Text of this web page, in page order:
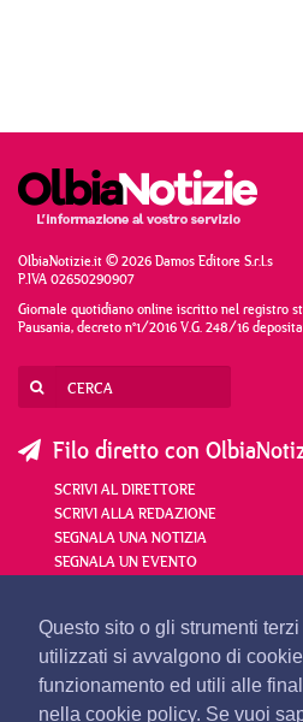
Questo sito o gli strumenti
utilizzati si avvalgono di
funzionamento ed utili alle
nella cookie policy. Se vuoi
OlbiaNotizie.it © 2026 Damos Editore S.r.l.s
P.IVA 02650290907
Giornale quotidiano online iscritto nel registro
Pausania, decreto n°1/2016 V.G. 248/16
Filo diretto con
SCRIVI AL DIRETTORE
SCRIVI ALLA REDAZIONE
SEGNALA UNA NOTIZIA
SEGNALA UN EVENTO
redazione@olbianotizie.it